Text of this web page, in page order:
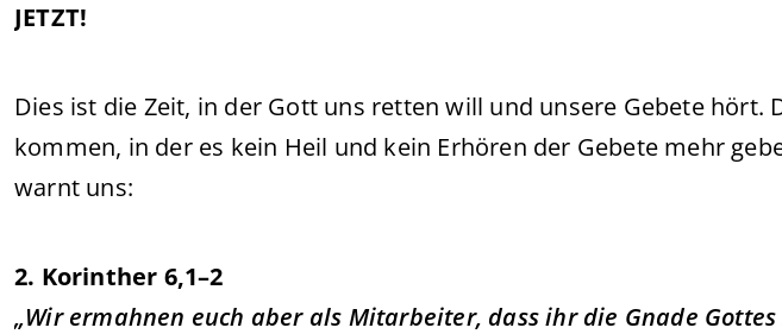
JETZT!
Dies ist die Zeit, in der Gott uns retten will und unsere Gebete hört.
kommen, in der es kein Heil und kein Erhören der Gebete mehr
warnt uns:
2. Korinther 6,1–2
„Wir ermahnen euch aber als Mitarbeiter, dass ihr die Gnade